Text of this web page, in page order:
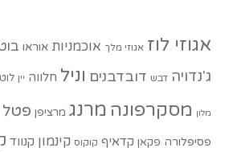
אגוזי לוז אגוזי מלך אוכמניות אוראו
ג'נדויה דבש דובדבנים וניל חלווה יין
מלון מסקרפונה מרנג מרציפן פטל
פסיפלורה פקאן קדאיף קוקוס קינמון קנווד